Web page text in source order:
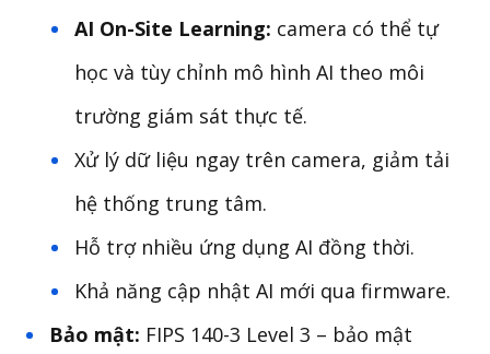
AI On-Site Learning: camera có thể tự
học và tùy chỉnh mô hình AI theo môi
trường giám sát thực tế.
Xử lý dữ liệu ngay trên camera, giảm tải
hệ thống trung tâm.
Hỗ trợ nhiều ứng dụng AI đồng thời.
Khả năng cập nhật AI mới qua firmware.
Bảo mật: FIPS 140-3 Level 3 – bảo mật